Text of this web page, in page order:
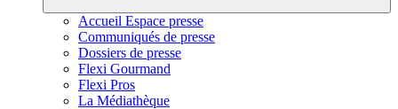
Accueil Espace presse
Communiqués de presse
Dossiers de presse
Flexi Gourmand
Flexi Pros
La Médiathèque